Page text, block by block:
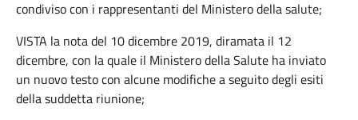
condiviso con i rappresentanti del Ministero della salute;
VISTA la nota del 10 dicembre 2019, diramata il 12
dicembre, con la quale il Ministero della Salute ha inviato
un nuovo testo con alcune modifiche a seguito degli esiti
della suddetta riunione;